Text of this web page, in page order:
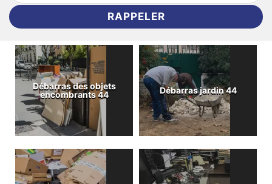
Débarras des objets
encombrants 44
Débarras jardin 44